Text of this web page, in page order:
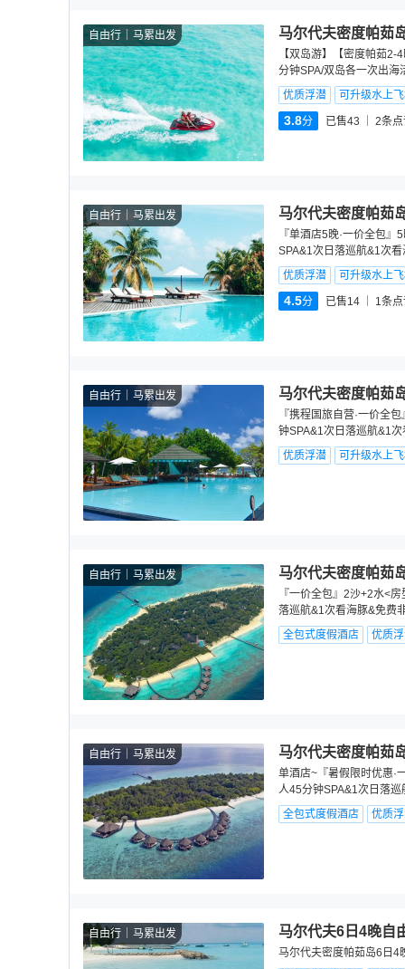
自由行 马累出发 马尔代夫密度帕茹
【双岛游】【密度帕茹
分钟SPA/双岛各一次出
优质浮潜
可升级水上
3.8分 已售43 2条
自由行 马累出发 马尔代夫密度帕茹
『单酒店5晚·一价全包
SPA&1次日落巡航&1次
优质浮潜
可升级水上
4.5分 已售14 1条
自由行 马累出发 马尔代夫密度帕茹
『携程国旅自营·一价全
钟SPA&1次日落巡航&1
优质浮潜
可升级水上
自由行 马累出发 马尔代夫密度帕茹
『一价全包』2沙+2水<
落巡航&1次看海豚&免费
全包式度假酒店
优质
自由行 马累出发 马尔代夫密度帕茹
单酒店~『暑假限时优惠·
人45分钟SPA&1次日落
全包式度假酒店
优质
自由行 马累出发 马尔代夫6日4晚自
马尔代夫密度帕茹岛6日4